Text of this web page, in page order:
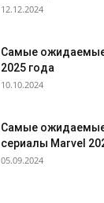
12.12.2024
Самые
2025 года
10.10.2024
Самые
сериалы Marvel
05.09.2024